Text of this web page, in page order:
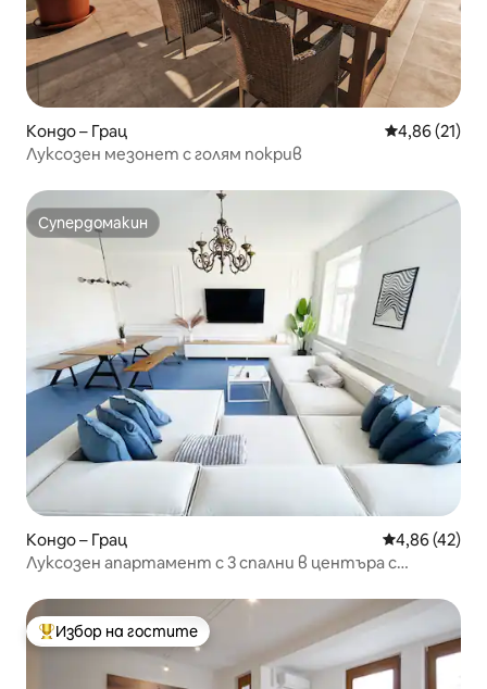
Кондо – Грац Средна
4,86 (21)
Луксозен мезонет с голям покрив
Супердомакин
Супердомакин
Кондо – Грац Средна
4,86 (42)
Луксозен апартамент с 3 спални в центъра с
Най-популярен избор на гостите
Избор на гостите